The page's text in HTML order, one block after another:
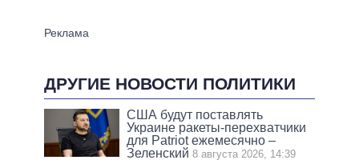
ДРУГИЕ НОВОСТИ ПОЛИТИКИ
США будут поставлять
Украине ракеты-перехватчики
для Patriot ежемесячно –
Зеленский 8 августа 2026, 14:39